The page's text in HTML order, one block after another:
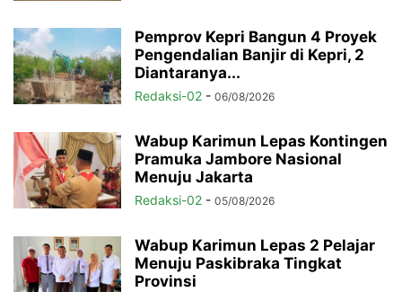
Pemprov Kepri Bangun 4 Proyek
Pengendalian Banjir di Kepri, 2
Diantaranya...
Redaksi-02 - 06/08/2026
Wabup Karimun Lepas Kontingen
Pramuka Jambore Nasional
Menuju Jakarta
Redaksi-02 - 05/08/2026
Wabup Karimun Lepas 2 Pelajar
Menuju Paskibraka Tingkat
Provinsi